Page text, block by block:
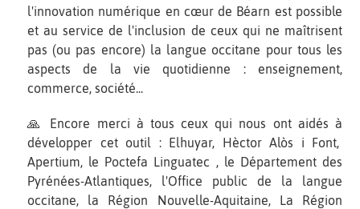
l'innovation numérique en cœur de Béarn est possible
et au service de l'inclusion de ceux qui ne maîtrisent
pas (ou pas encore) la langue occitane pour tous les
aspects de la vie quotidienne : enseignement,
commerce, société...
🙏 Encore merci à tous ceux qui nous ont aidés à
développer cet outil : Elhuyar, Hèctor Alòs i Font,
Apertium, le Poctefa Linguatec , le Département des
Pyrénées-Atlantiques, l'Office public de la langue
occitane, la Région Nouvelle-Aquitaine, La Région